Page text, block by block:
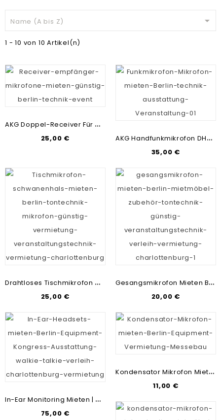
Name (A bis Z) 
1 - 10 von 10 Artikel(n)
A
KG Doppel-Receiver Für DHT800 Mieten Berlin | Handfunken-Verleih | Tontechnik-Vermietung
25,00 € A
KG Handfunkmikrofon DHT 800 Mieten Berlin | Mikrofone-Verleih | Tontechnik-Vermietung
35,00 €
D
Rahtloses Tischmikrofon Mieten Berlin | Tischsprechstelle | Schwanenhals-Mikrofone
25,00 €
G
Esangsmikrofon Mieten Berlin | Mikrofone-Verleih | Tontechnik-Vermietung Günstig
20,00 €
I
N-Ear Monitoring Mieten | Veranstaltungstechnik-Verleih Berlin | Tontechnik Günstig
75,00 €
K
Ondensator Mikrofon Mieten Berlin | Messebau & Mietmöbel | Veranstaltungstechnik Günstig Mieten
11,00 €